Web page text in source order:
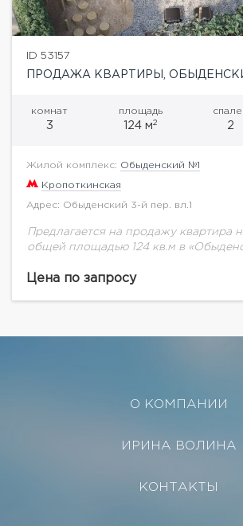
ID 53157
ПРОДАЖА КВАРТИРЫ,
комнат
3
площадь
124 м2 2
Жилой комплекс: Обыденский №1
Кропоткинская
Адрес: Обыденский 3-й пер. вл.1
Предлагается на продажу квартира
общей площадью 124 кв.м в
лучшей части Остоженки.
Цена по запросу
О КОМПАНИИ
ИРИНА ВОЛИНА
КОНТАКТЫ